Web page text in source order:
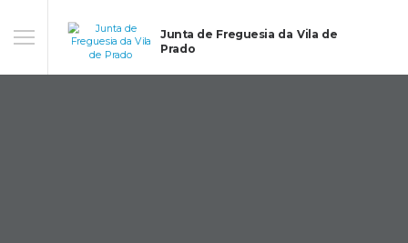
Junta de Freguesia da Vila de
Prado